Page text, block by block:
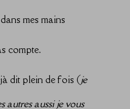
mes mains
compte.
dit plein de fois (je
autres aussi je vous